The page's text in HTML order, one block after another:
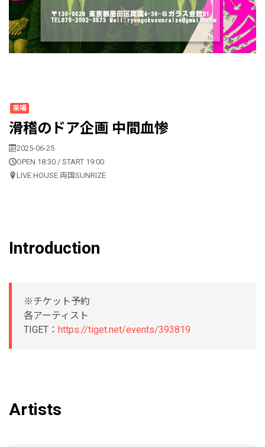
来場
滑稽のドア企画 中間血惨
2025-06-25
OPEN 18:30 / START 19:00
LIVE HOUSE 両国SUNRIZE
Introduction
※チケット予約
各アーティスト
TIGET： https://tiget.net/events/393819
Artists